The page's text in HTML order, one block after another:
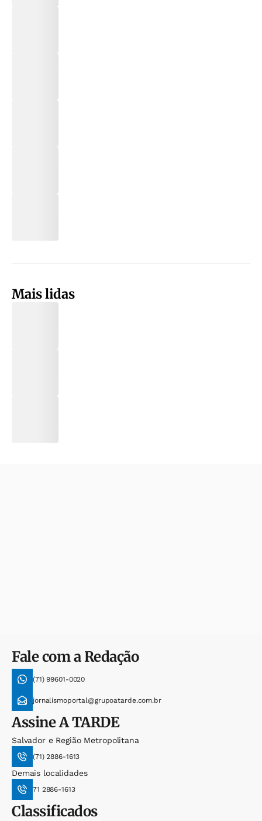
Mais lidas
Fale com a Redação
(71) 99601-0020
jornalismoportal@grupoatarde.com.br
AssineA TARDE
Salvador e Região Metropolitana
(71) 2886-1613
Demais localidades
71 2886-1613
Classificados